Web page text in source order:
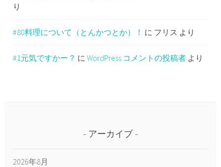
り
#80料理について（とんかつとか）！ に フリス より
#1元気ですかー？ にWordPress コメントの投稿者 より
アーカイブ
2026年8月